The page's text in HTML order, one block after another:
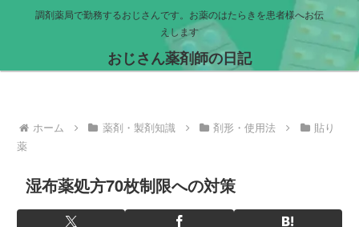
調剤薬局で勤務するおじさんです。お薬のはたらきを患者様へお伝
えします
おじさん薬剤師の日記
ホーム 薬剤・製剤知識 剤形・使用法
貼り
薬
湿布薬処方70枚制限への対策